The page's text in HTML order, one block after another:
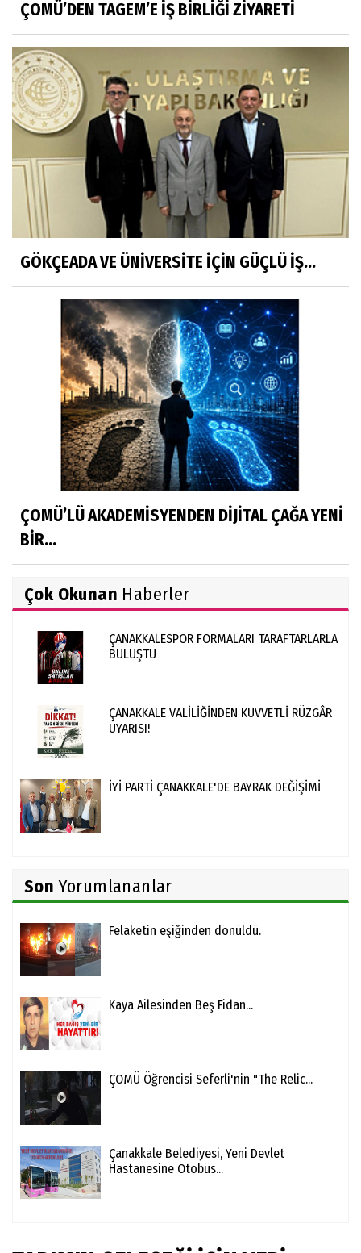
ÇOMÜ’DEN TAGEM’E İŞ BİRLİĞİ ZİYARETİ
GÖKÇEADA VE ÜNİVERSİTE İÇİN GÜÇLÜ İŞ...
ÇOMÜ’LÜ AKADEMİSYENDEN DİJİTAL ÇAĞA YENİ
BİR...
Çok Okunan Haberler
ÇANAKKALESPOR FORMALARI TARAFTARLARLA
BULUŞTU
ÇANAKKALE VALİLİĞİNDEN KUVVETLİ RÜZGÂR
UYARISI!
İYİ PARTİ ÇANAKKALE'DE BAYRAK DEĞİŞİMİ
Son Yorumlananlar
Felaketin eşiğinden dönüldü.
Kaya Ailesinden Beş Fidan...
ÇOMÜ Öğrencisi Seferli'nin "The Relic...
Çanakkale Belediyesi, Yeni Devlet
Hastanesine Otobüs...